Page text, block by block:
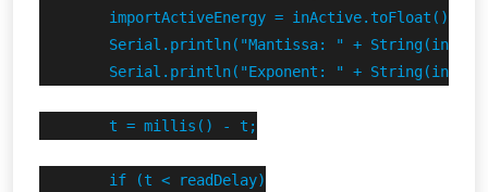
        importActiveEnergy = inActive.toFloat();
Serial.println("Mantissa: " +
Serial.println("Exponent: " +
        t = millis() - t;
        if (t < readDelay)